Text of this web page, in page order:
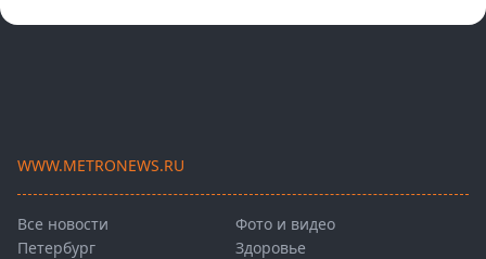
WWW.METRONEWS.RU
Все новости
Петербург
Фото и видео
Здоровье